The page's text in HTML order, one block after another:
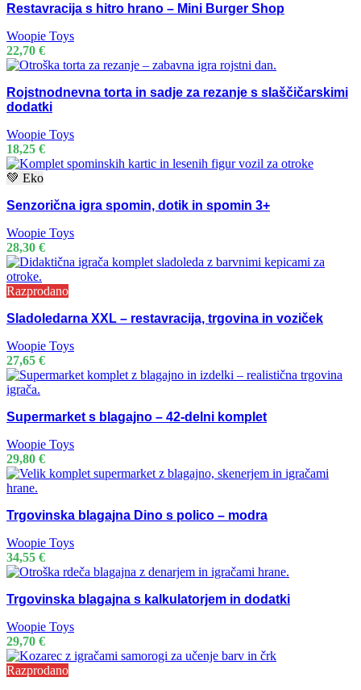
Restavracija s hitro hrano – Mini Burger Shop
Woopie Toys
22,70 €
Rojstnodnevna torta in sadje za rezanje s slaščičarskimi
dodatki
Woopie Toys
18,25 €
💚 Eko
Senzorična igra spomin, dotik in spomin 3+
Woopie Toys
28,30 €
Razprodano
Sladoledarna XXL – restavracija, trgovina in voziček
Woopie Toys
27,65 €
Supermarket s blagajno – 42-delni komplet
Woopie Toys
29,80 €
Trgovinska blagajna Dino s polico – modra
Woopie Toys
34,55 €
Trgovinska blagajna s kalkulatorjem in dodatki
Woopie Toys
29,70 €
Razprodano